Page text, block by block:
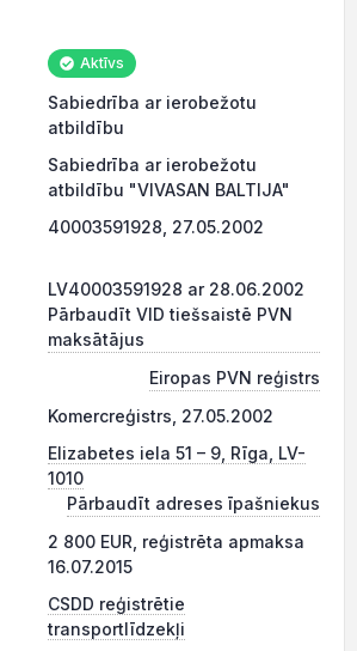
Aktīvs
Sabiedrība ar ierobežotu
atbildību
Sabiedrība ar ierobežotu
atbildību "VIVASAN BALTIJA"
40003591928, 27.05.2002
LV40003591928 ar 28.06.2002
Pārbaudīt VID tiešsaistē PVN
maksātājus
Eiropas PVN reģistrs
Komercreģistrs, 27.05.2002
Elizabetes iela 51 – 9, Rīga, LV-
1010
Pārbaudīt adreses īpašniekus
2 800 EUR, reģistrēta apmaksa
16.07.2015
CSDD reģistrētie
transportlīdzekļi